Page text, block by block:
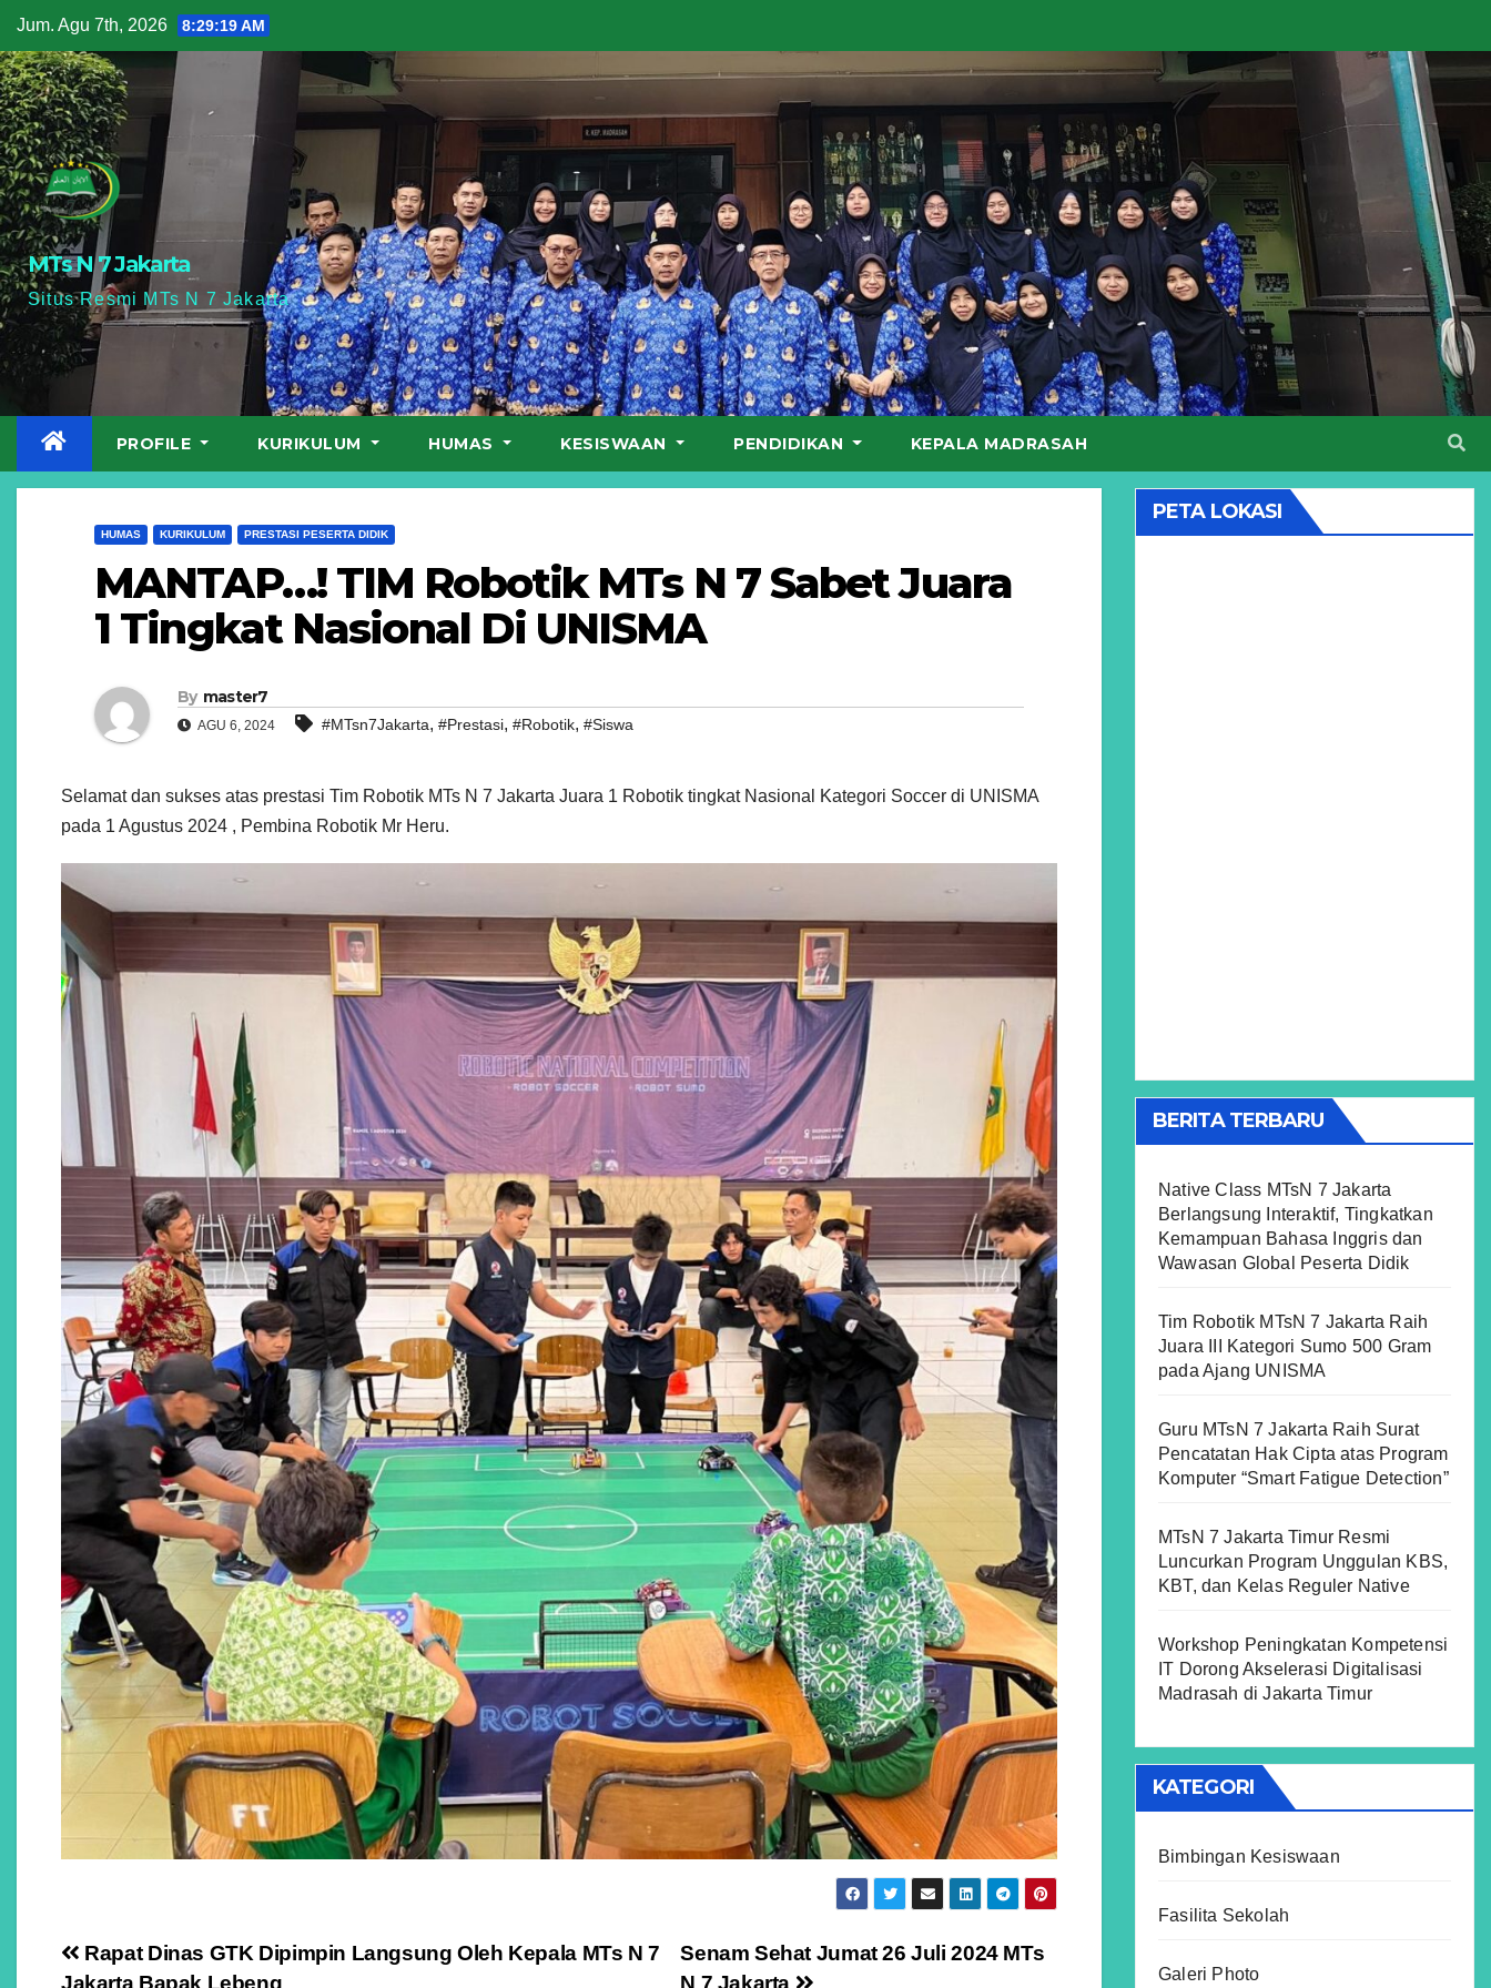
Skip
to
content
Jum. Agu 7th, 2026 8:29:20 AM
MTs N 7 Jakarta
Situs Resmi MTs N 7 Jakarta
PROFILE KURIKULUM HUMAS KESISWAAN PENDIDIKAN KEPALA MADRASAH
HUMAS KURIKULUM PRESTASI PESERTA DIDIK
MANTAP…! TIM Robotik MTs N 7 Sabet Juara
1 Tingkat Nasional Di UNISMA
By master7
AGU 6, 2024 #MTsn7Jakarta, #Prestasi, #Robotik, #Siswa
Selamat dan sukses atas prestasi Tim Robotik MTs N 7 Jakarta Juara 1 Robotik tingkat Nasional Kategori Soccer di UNISMA
pada 1 Agustus 2024 , Pembina Robotik Mr Heru.
Navigasi
Senam Sehat Jumat 26 Juli 2024 MTs
Rapat Dinas GTK Dipimpin Langsung Oleh Kepala MTs N 7
PETA LOKASI
BERITA TERBARU
Native Class MTsN 7 Jakarta
Berlangsung Interaktif, Tingkatkan
Kemampuan Bahasa Inggris dan
Wawasan Global Peserta Didik
Tim Robotik MTsN 7 Jakarta Raih
Juara III Kategori Sumo 500 Gram
pada Ajang UNISMA
Guru MTsN 7 Jakarta Raih Surat
Pencatatan Hak Cipta atas Program
Komputer “Smart Fatigue Detection”
MTsN 7 Jakarta Timur Resmi
Luncurkan Program Unggulan KBS,
KBT, dan Kelas Reguler Native
Workshop Peningkatan Kompetensi
IT Dorong Akselerasi Digitalisasi
Madrasah di Jakarta Timur
KATEGORI
Bimbingan Kesiswaan
Fasilita Sekolah
Galeri Photo